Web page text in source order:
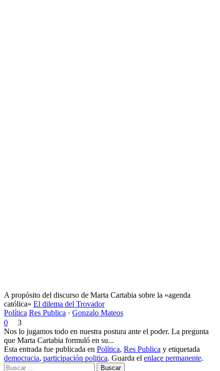
A propósito del discurso de Marta Cartabia sobre la «agenda
católica» El dilema del Trovador
Política Res Publica · Gonzalo Mateos
0
3
Nos lo jugamos todo en nuestra postura ante el poder. La pregunta
que Marta Cartabia formuló en su...
Esta entrada fue publicada en Política, Res Publica y etiquetada
democracia, participación politica. Guarda el enlace permanente.
Buscar